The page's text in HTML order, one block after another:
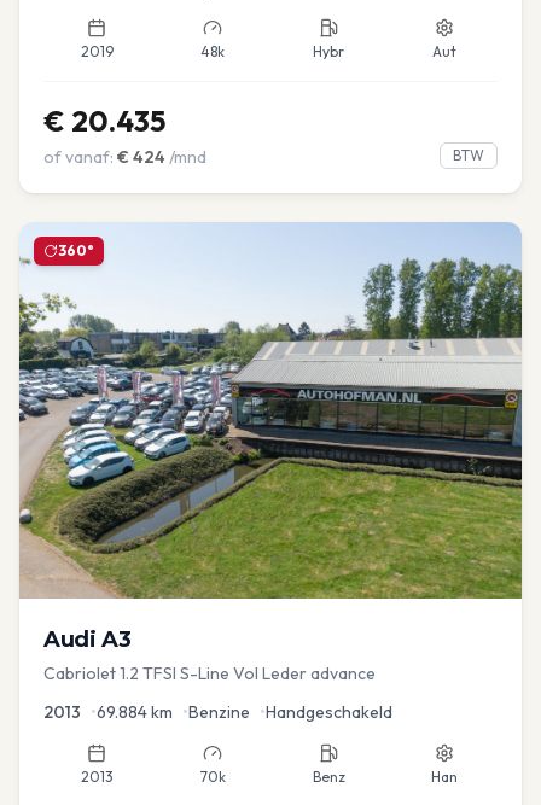
2019 48k Hybr Aut
€ 20.435
of vanaf: € 424 /mnd BTW
360°
Audi A3
Cabriolet 1.2 TFSI S-Line Vol Leder advance
2013 •69.884km •Benzine •Handgeschakeld
2013 70k Benz Han